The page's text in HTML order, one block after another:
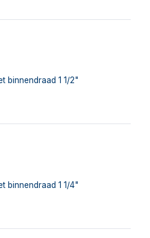
binnendraad 1 1/2"
binnendraad 1 1/4"